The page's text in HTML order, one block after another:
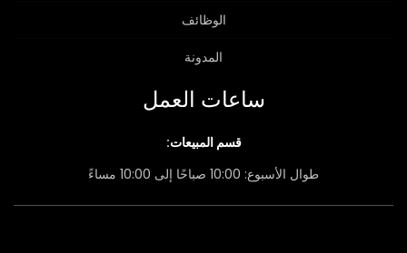
الوظائف
المدونة
ساعات العمل
قسم المبيعات:
طوال الأسبوع: 10:00 صباحًا إلى 10:00 مساءً